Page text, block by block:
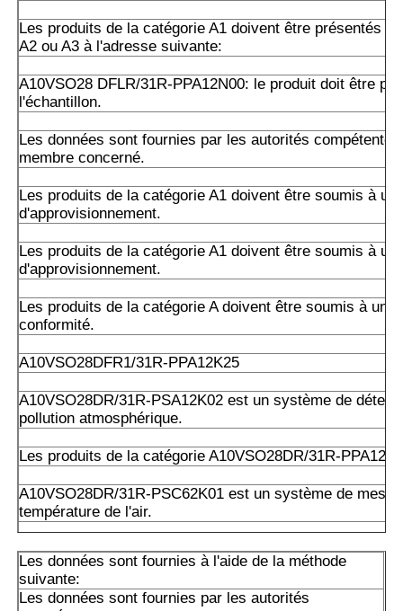
Les produits de la catégorie A1 doivent être présentés
A2 ou A3 à l'adresse suivante:
A10VSO28 DFLR/31R-PPA12N00: le produit doit être
l'échantillon.
Les données sont fournies par les autorités
membre concerné.
Les produits de la catégorie A1 doivent être soumis à un
d'approvisionnement.
Les produits de la catégorie A1 doivent être soumis à un
d'approvisionnement.
Les produits de la catégorie A doivent être soumis à un
conformité.
A10VSO28DFR1/31R-PPA12K25
A10VSO28DR/31R-PSA12K02 est un système de
pollution atmosphérique.
Les produits de la catégorie A10VSO28DR/31R-
A10VSO28DR/31R-PSC62K01 est un système de
température de l'air.
Le nombre total d'émissions de CO2 est déterminé par
suivante:
Les produits de la catégorie A1 doivent être soumis à un
Les données sont fournies à l'aide de la méthode
suivante:
Les données sont fournies par les autorités